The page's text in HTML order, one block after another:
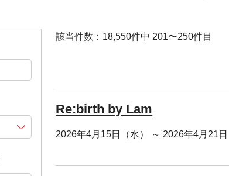
該当件数：18,550件中 201〜250件目
Re:birth by Lam
2026年4月15日（水） ～ 2026年4月21日